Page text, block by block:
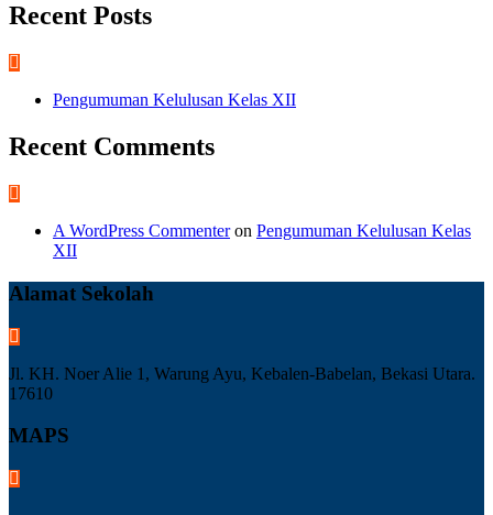
Recent Posts
Pengumuman Kelulusan Kelas XII
Recent Comments
A WordPress Commenteron Pengumuman Kelulusan Kelas
XII
Alamat Sekolah
Jl. KH. Noer Alie 1, Warung Ayu, Kebalen-Babelan, Bekasi Utara.
17610
MAPS